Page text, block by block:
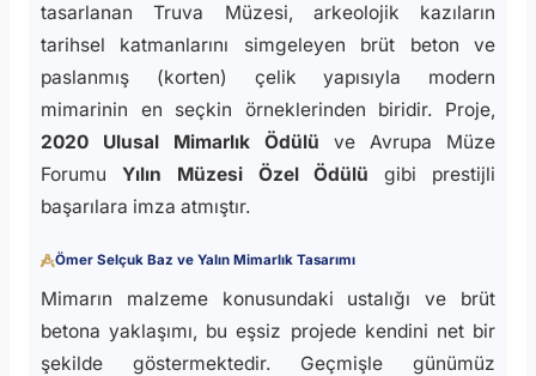
tasarlanan Truva Müzesi, arkeolojik kazıların
tarihsel katmanlarını simgeleyen brüt beton ve
paslanmış (korten) çelik yapısıyla modern
mimarinin en seçkin örneklerinden biridir. Proje,
2020 Ulusal Mimarlık Ödülü ve Avrupa Müze
Forumu Yılın Müzesi Özel Ödülü gibi prestijli
başarılara imza atmıştır.
Ömer Selçuk Baz ve Yalın Mimarlık Tasarımı
Mimarın malzeme konusundaki ustalığı ve brüt
betona yaklaşımı, bu eşsiz projede kendini net bir
şekilde göstermektedir. Geçmişle günümüz